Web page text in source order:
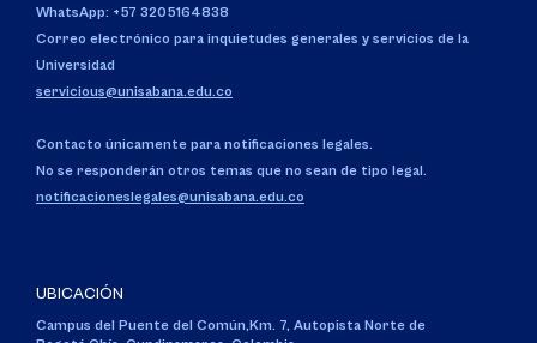
WhatsApp: +57 3205164838
Correo electrónico para inquietudes generales y servicios de la
Universidad
servicious@unisabana.edu.co
Contacto únicamente para notificaciones legales.
No se responderán otros temas que no sean de tipo legal.
notificacioneslegales@unisabana.edu.co
UBICACIÓN
Campus del Puente del Común,Km. 7, Autopista Norte de